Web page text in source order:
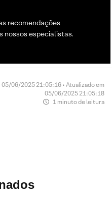
recomendações
nossos especialistas.
05/06/2025 21:05:16 • Atualizado em
05/06/2025 21:05:18
1 minuto de leitura